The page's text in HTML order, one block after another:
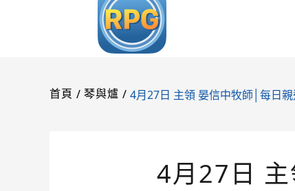
首頁 / 琴與爐 / 4月27日 主領 晏信中牧師│每日
4月27日